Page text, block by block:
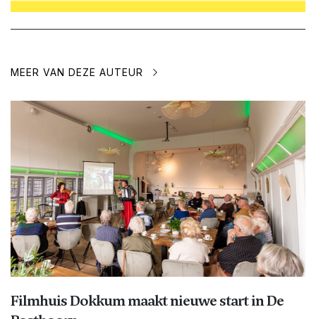
MEER VAN DEZE AUTEUR
Filmhuis Dokkum maakt nieuwe start in De